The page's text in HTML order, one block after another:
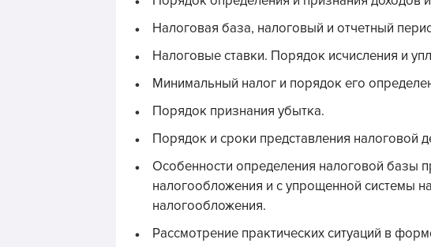
Налоговая база, налоговый и отчетный
Налоговые ставки. Порядок исчисления и
Минимальный налог и порядок его
Порядок признания убытка.
Порядок и сроки представления налоговой
Особенности определения налоговой базы
налогообложения и с упрощенной системы
налогообложения.
Рассмотрение практических ситуаций в